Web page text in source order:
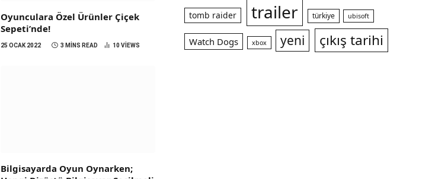
Oyunculara Özel Ürünler Çiçek
Sepeti’nde!
25 OCAK 2022 3 MINS READ 10 VIEWS
Bilgisayarda Oyun Oynarken;
tomb raider trailer türkiye ubisoft
Watch Dogs xbox yeni çıkış tarihi